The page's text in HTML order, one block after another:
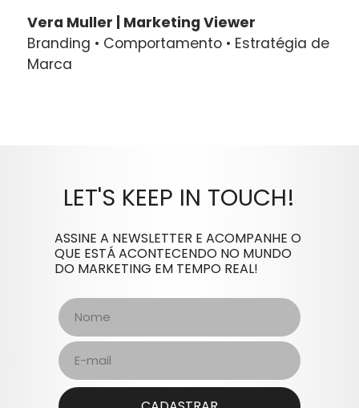
Vera Muller | Marketing Viewer
Branding • Comportamento • Estratégia de
Marca
LET'S KEEP IN TOUCH!
ASSINE A NEWSLETTER E ACOMPANHE O
QUE ESTÁ ACONTECENDO NO MUNDO
DO MARKETING EM TEMPO REAL!
Please